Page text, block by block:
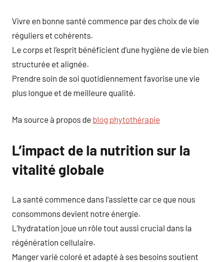
Vivre en bonne santé commence par des choix de vie
réguliers et cohérents.
Le corps et l’esprit bénéficient d’une hygiène de vie bien
structurée et alignée.
Prendre soin de soi quotidiennement favorise une vie
plus longue et de meilleure qualité.
Ma source à propos de blog phytothérapie
L’impact de la nutrition sur la
vitalité globale
La santé commence dans l’assiette car ce que nous
consommons devient notre énergie.
L’hydratation joue un rôle tout aussi crucial dans la
régénération cellulaire.
Manger varié coloré et adapté à ses besoins soutient